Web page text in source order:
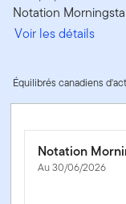
Notation
Voir les détails
Équilibrés canadiens
Notation
Au 30/06/2026